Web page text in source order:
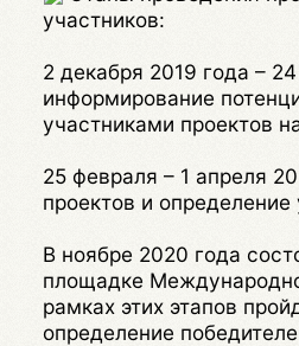
участников:
2 декабря 2019 года –
информирование
участниками проектов
25 февраля – 1 апреля
проектов и
В ноябре 2020 года
площадке
рамках этих этапов
определение